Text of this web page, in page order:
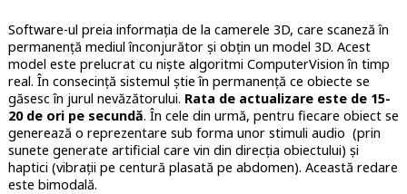
Software-ul preia informația de la camerele 3D, care scaneză în
permanență mediul înconjurător și obțin un model 3D. Acest
model este prelucrat cu niște algoritmi ComputerVision în timp
real. În consecință sistemul știe în permanență ce obiecte se
găsesc în jurul nevăzătorului. Rata de actualizare este de 15-
20 de ori pe secundă. În cele din urmă, pentru fiecare obiect se
generează o reprezentare sub forma unor stimuli audio (prin
sunete generate artificial care vin din direcția obiectului) și
haptici (vibrații pe centură plasată pe abdomen). Această redare
este bimodală.